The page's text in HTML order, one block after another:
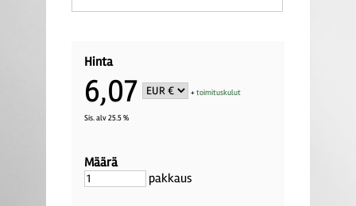
Hinta
6,07 +toimituskulut
Sis. alv 25.5 %
Määrä
pakkaus